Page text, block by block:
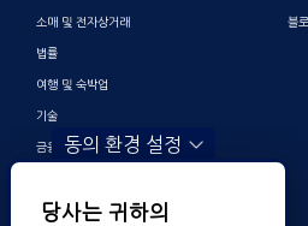
소매 및 전자상거래
법률
여행 및 숙박업
기술
금융 및 뱅킹
엔터테인먼트
블
동의 환경 설정
당사는 귀하의